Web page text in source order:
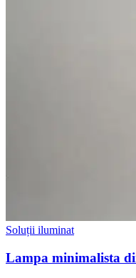
Soluții iluminat
Lampa minimalista